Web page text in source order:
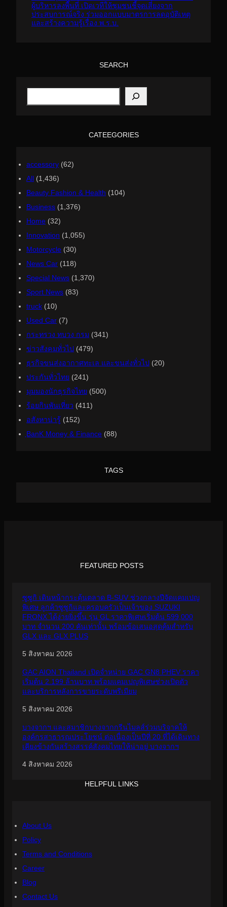
ผู้บริหารลงพื้นที่ เปิดเวทีให้ชุมชนชี้จุดเสี่ยงจาก
ประสบการณ์จริง ร่วมออกแบบมาตรการลดอุบัติเหตุ
และสร้างความรู้เรื่อง พ.ร.บ.
SEARCH
S
a
CATEEGORIES
accessory (62)
All (1,436)
Beauty Fashion & Health (104)
Business (1,376)
Home (32)
Innovation (1,055)
Motorcycle (30)
News Car (118)
Special News (1,370)
Sport News (83)
truck (10)
Used Car (7)
กระทรวง ทบวง กรม (341)
ข่าวสังคมทั่วไป (479)
ธุรกิจขนส่งอากาศทะเล และขนส่งทั่วไป (20)
ประกันทั่วไทย (241)
มุมมองนักธุรกิจไทย (500)
ร้อยกินพันเที่ยว (411)
อสังหาน่ารู้ (152)
ฺBanK Money & Finance (88)
TAGS
FEATURED POSTS
ซูซูกิ เดินหน้ากระตุ้นตลาด B-SUV ช่วงกลางปีจัดแคมเปญ
พิเศษ ลูกค้าซูซูกิและครอบครัวเป็นเจ้าของ SUZUKI
FRONX ได้ง่ายยิ่งขึ้น รุ่น GL ราคาพิเศษเริ่มต้น 599,000
บาท จำนวน 200 คันเท่านั้น พร้อมข้อเสนอสุดคุ้มสำหรับ
GLX และ GLX PLUS
5 สิงหาคม 2026
GAC AION Thailand เปิดจำหน่าย GAC GN8 PHEV ราคา
เริ่มต้น 2.199 ล้านบาท พร้อมแคมเปญพิเศษช่วงเปิดตัว
และบริการหลังการขายระดับพรีเมียม
5 สิงหาคม 2026
บางจากฯ และสมาชิกบางจากกรีนไมลส์ร่วมบริจาคให้
องค์กรสาธารณประโยชน์ ต่อเนื่องเป็นปีที่ 20 ที่ได้เดินทาง
เคียงข้างกันสร้างสรรค์สังคมไทยให้น่าอยู่ บางจากฯ
4 สิงหาคม 2026
HELPFUL LINKS
About Us
Policy
Terms and Conditions
Career
Blog
Contact Us